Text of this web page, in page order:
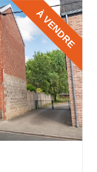
À VENDRE